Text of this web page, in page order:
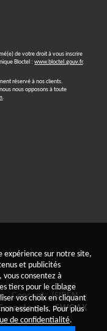
expérience sur notre site,
et publicités
consentez à
tiers pour le ciblage
vos choix en cliquant
essentiels. Pour plus
de confidentialité.
de votre droit à vous inscrire
Bloctel :www.bloctel.gouv.fr.
réservé à nos clients.
nous opposons à toute
.
Concept (SIREN :
parSWOAX